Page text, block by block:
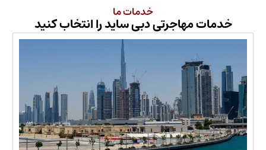
مهاجرتی دبی ساید را انتخاب کنید